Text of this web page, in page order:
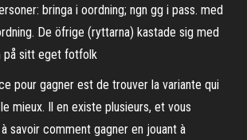
bringa i oordning; ngn gg i pass. med
De öfrige (ryttarna) kastade sig med
på sitt eget fotfolk
pour gagner est de trouver la variante qui
mieux. Il en existe plusieurs, et vous
savoir comment gagner en jouant à